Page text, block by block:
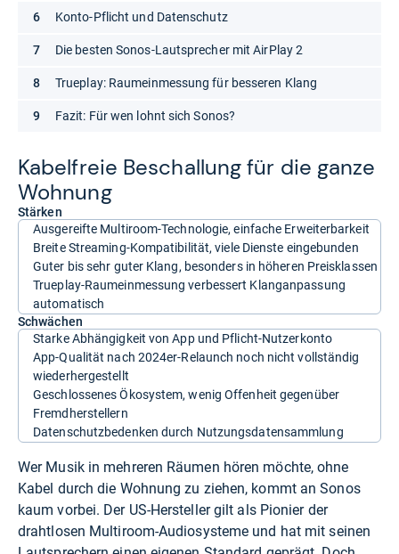
Kabel­freie Beschal­lung für die ganze
Woh­nung
Stärken
Ausgereifte Multiroom-Technologie, einfache Erweiterbarkeit
Breite Streaming-Kompatibilität, viele Dienste eingebunden
Guter bis sehr guter Klang, besonders in höheren Preisklassen
Trueplay-Raumeinmessung verbessert Klanganpassung
automatisch
Schwächen
Starke Abhängigkeit von App und Pflicht-Nutzerkonto
App-Qualität nach 2024er-Relaunch noch nicht vollständig
wiederhergestellt
Geschlossenes Ökosystem, wenig Offenheit gegenüber
Fremdherstellern
Datenschutzbedenken durch Nutzungsdatensammlung
Wer Musik in mehreren Räumen hören möchte, ohne
Kabel durch die Wohnung zu ziehen, kommt an Sonos
kaum vorbei. Der US-Hersteller gilt als Pionier der
drahtlosen Multiroom-Audiosysteme und hat mit seinen
Konto-Pflicht und Datenschutz
Die besten Sonos-Lautsprecher mit AirPlay 2
Trueplay: Raumeinmessung für besseren Klang
Fazit: Für wen lohnt sich Sonos?